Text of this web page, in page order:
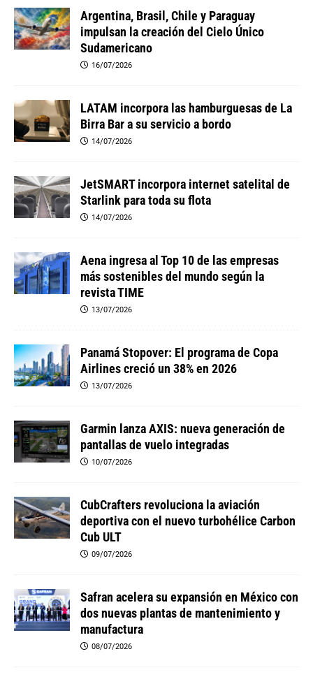
Argentina, Brasil, Chile y Paraguay
impulsan la creación del Cielo Único
Sudamericano
16/07/2026
LATAM incorpora las hamburguesas de La
Birra Bar a su servicio a bordo
14/07/2026
JetSMART incorpora internet satelital de
Starlink para toda su flota
14/07/2026
Aena ingresa al Top 10 de las empresas
más sostenibles del mundo según la
revista TIME
13/07/2026
Panamá Stopover: El programa de Copa
Airlines creció un 38% en 2026
13/07/2026
Garmin lanza AXIS: nueva generación de
pantallas de vuelo integradas
10/07/2026
CubCrafters revoluciona la aviación
deportiva con el nuevo turbohélice Carbon
Cub ULT
09/07/2026
Safran acelera su expansión en México con
dos nuevas plantas de mantenimiento y
manufactura
08/07/2026